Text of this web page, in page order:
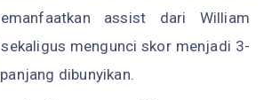
assist dari William
mengunci skor menjadi 3-
dibunyikan.